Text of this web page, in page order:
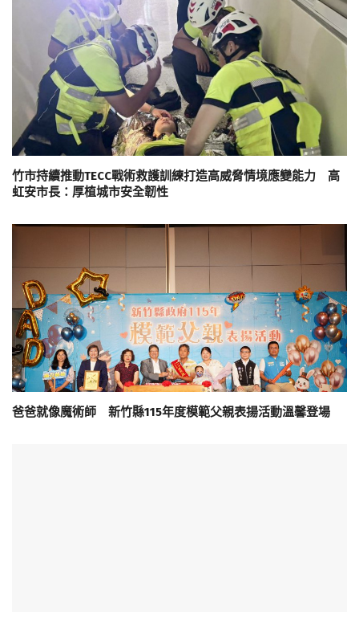
竹市持續推動TECC戰術救護訓練打造高威脅情境應變能力 高
虹安市長：厚植城市安全韌性
爸爸就像魔術師 新竹縣115年度模範父親表揚活動溫馨登場